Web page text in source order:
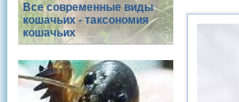
Все современные виды
кошачьих - таксономия
кошачьих